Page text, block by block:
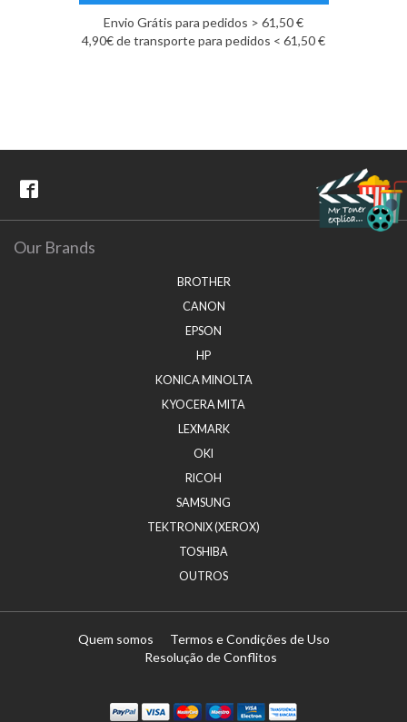
Envio Grátis para pedidos > 61,50 €
4,90€ de transporte para pedidos < 61,50 €
Our Brands
BROTHER
CANON
EPSON
HP
KONICA MINOLTA
KYOCERA MITA
LEXMARK
OKI
RICOH
SAMSUNG
TEKTRONIX (XEROX)
TOSHIBA
OUTROS
Quem somos
Termos e Condições de Uso
Resolução de Conflitos
MastercardMaestro
Visa Electron
Transferï¿½ncia